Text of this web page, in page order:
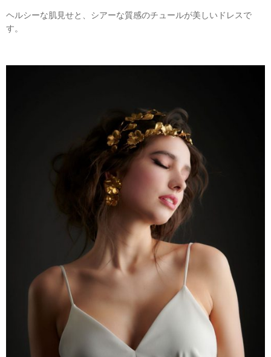
ヘルシーな肌見せと、シアーな質感のチュールが美しいドレスで
す。